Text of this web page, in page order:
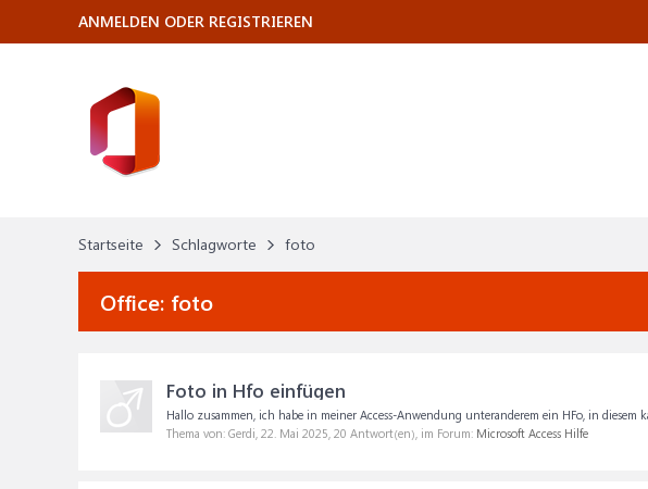
Startseite Schlagworte foto
Office: foto
Foto in Hfo einfügen
Hallo zusammen, ich habe in meiner Access-Anwendung unteranderem ein HFo, in diesem
Thema von: Gerdi, 22. Mai 2025, 20 Antwort(en), im Forum: Microsoft Access Hilfe
ANMELDEN ODER REGISTRIEREN